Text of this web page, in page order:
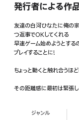
発行者による作
友達の白河ひなたに俺の
つ返事でOKしてくれる
早速ゲーム始めようとする
プレイすることに!
ちょっと動くと触れ合うほ
その距離感に最初は緊張
しかも、俺がゲームに勝
ジャンル